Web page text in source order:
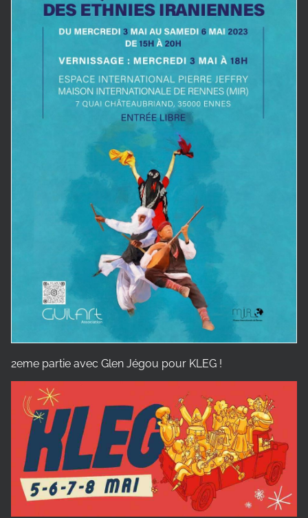
2eme partie avec Glen Jégou pour KLEG !